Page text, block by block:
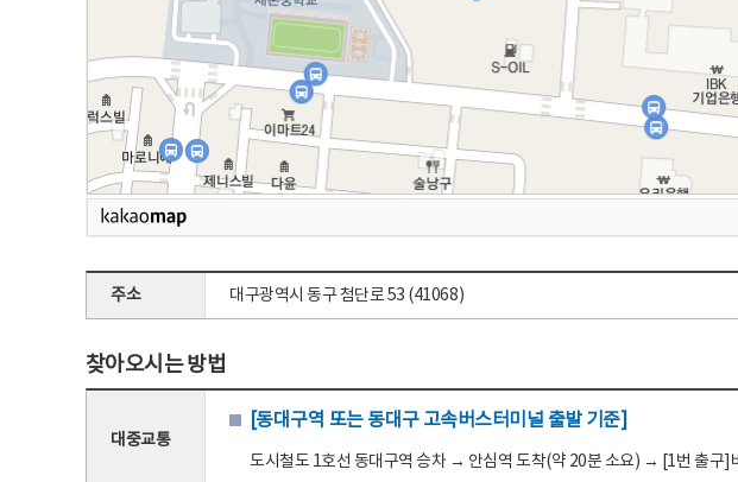
주소 대구광역시 동구 첨단로 53 (41068)
찾아오시는 방법
대중교통
[동대구역 또는 동대구 고속버스터미널 출발 기준]
도시철도 1호선 동대구역 승차 → 안심역 도착(약 20분 소요) → [1번 출구